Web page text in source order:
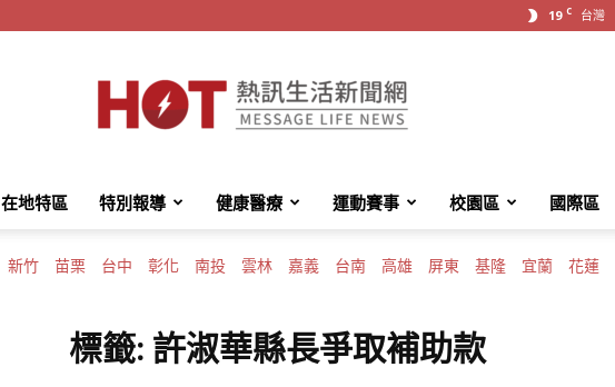
19 C 台灣
HotMessage
熱
在地特區 特別報導 健康醫療 運動賽事 校園區 國際區
新竹 苗栗 台中 彰化 南投 雲林 嘉義 台南 高雄 屏東 基隆 宜蘭 花蓮
標籤: 許淑華縣長爭取補助款